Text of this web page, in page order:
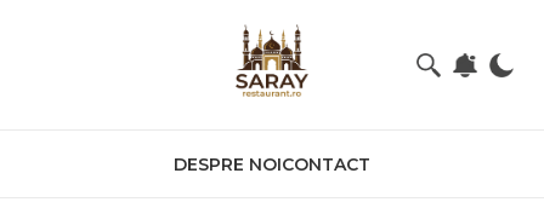
DESPRE NOICONTACT